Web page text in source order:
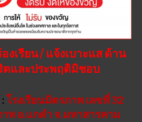
งเรียน / แจ้งเบาะแส ด้าน
ตและประพฤติมิชอบ
โรงเรียนมิตรภาพ เลขที่ 32
พ อ.แกดำ จ.มหาสารคาม